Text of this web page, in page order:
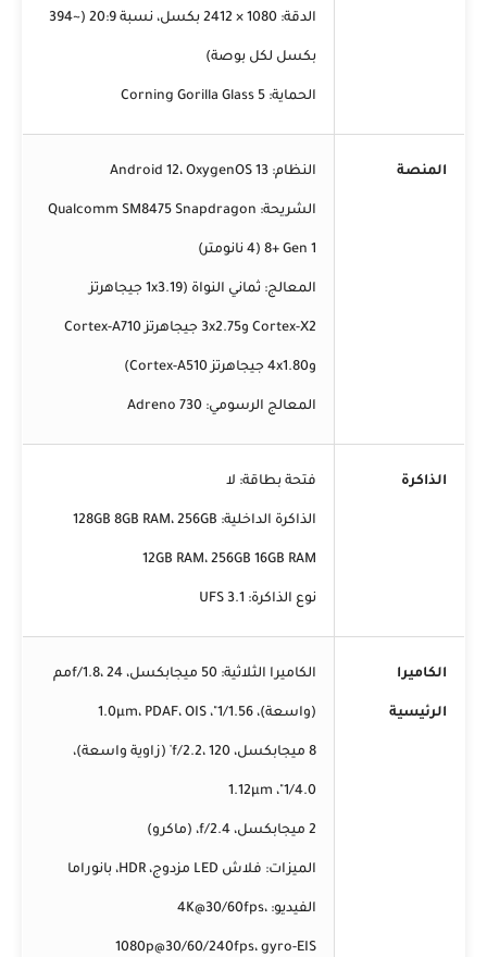
الدقة: 1080 × 2412 بكسل، نسبة 20:9 (~394
بكسل لكل بوصة)
الحماية: Corning Gorilla Glass 5
المنصة النظام: Android 12، OxygenOS 13
الشريحة: Qualcomm SM8475 Snapdragon
8+ Gen 1 (4 نانومتر)
المعالج: ثماني النواة (1x3.19 جيجاهرتز
Cortex-X2 و3x2.75 جيجاهرتز Cortex-A710
و4x1.80 جيجاهرتز Cortex-A510)
المعالج الرسومي: Adreno 730
الذاكرة فتحة بطاقة: لا
الذاكرة الداخلية: 128GB 8GB RAM، 256GB
12GB RAM، 256GB 16GB RAM
نوع الذاكرة: UFS 3.1
الكاميرا
الرئيسية
الكاميرا الثلاثية: 50 ميجابكسل، f/1.8، 24مم
(واسعة)، 1/1.56"، 1.0µm، PDAF، OIS
8 ميجابكسل، f/2.2، 120˚ (زاوية واسعة)،
1/4.0"، 1.12µm
2 ميجابكسل، f/2.4، (ماكرو)
الميزات: فلاش LED مزدوج، HDR، بانوراما
الفيديو: 4K@30/60fps،
1080p@30/60/240fps، gyro-EIS